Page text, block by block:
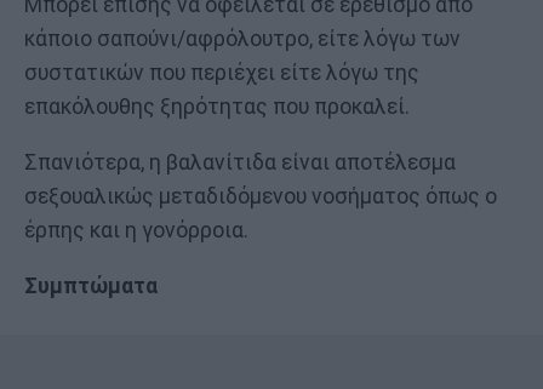
Μπορεί επίσης να οφείλεται σε ερεθισμό από
κάποιο σαπούνι/αφρόλουτρο, είτε λόγω των
συστατικών που περιέχει είτε λόγω της
επακόλουθης ξηρότητας που προκαλεί.
Σπανιότερα, η βαλανίτιδα είναι αποτέλεσμα
σεξουαλικώς μεταδιδόμενου νοσήματος όπως ο
έρπης και η γονόρροια.
Συμπτώματα